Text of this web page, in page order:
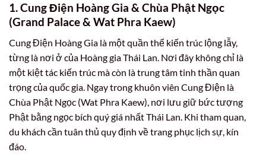
1. Cung Điện Hoàng Gia & Chùa Phật Ngọc
(Grand Palace & Wat Phra Kaew)
Cung Điện Hoàng Gia là một quần thể kiến trúc lộng lẫy,
từng là nơi ở của Hoàng gia Thái Lan. Nơi đây không chỉ là
một kiệt tác kiến trúc mà còn là trung tâm tinh thần quan
trọng của quốc gia. Ngay trong khuôn viên Cung Điện là
Chùa Phật Ngọc (Wat Phra Kaew), nơi lưu giữ bức tượng
Phật bằng ngọc bích quý giá nhất Thái Lan. Khi tham quan,
du khách cần tuân thủ quy định về trang phục lịch sự, kín
đáo.